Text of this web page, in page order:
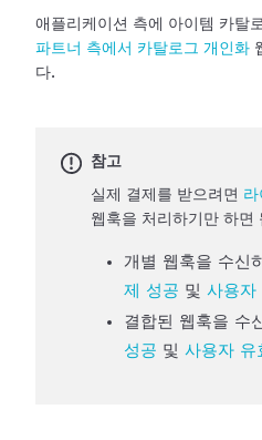
애플리케이션 측에 아이템 카탈
파트너 측에서 카탈로그 개인화
다.
참고
실제 결제를 받으려면 라
웹훅을 처리하기만 하면
개별 웹훅을 수신
제 성공 및 사용자
결합된 웹훅을 수
성공 및 사용자 유